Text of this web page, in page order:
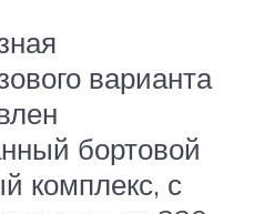
варианта
бортовой
комплекс, с